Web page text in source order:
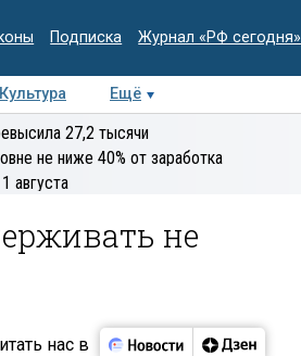
Подписка Журнал «РФ сегодня»
Культура Ещё
Колумнисты
экспертиза
27,2 тысячи
не ниже 40% от заработка
августа
не
нас в